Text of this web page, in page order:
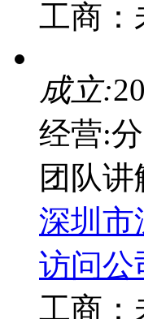
工商：
成立:
经营:
团队
深圳市
访问公
工商：